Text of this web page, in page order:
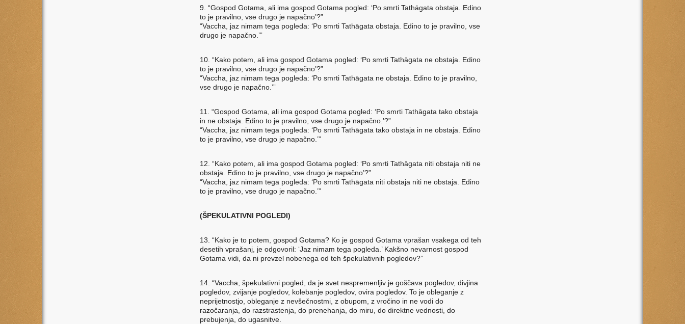
9. “Gospod Gotama, ali ima gospod Gotama pogled: ‘Po smrti Tathāgata obstaja. Edino
to je pravilno, vse drugo je napačno’?”
“Vaccha, jaz nimam tega pogleda: ‘Po smrti Tathāgata obstaja. Edino to je pravilno, vse
drugo je napačno.’”
10. “Kako potem, ali ima gospod Gotama pogled: ‘Po smrti Tathāgata ne obstaja. Edino
to je pravilno, vse drugo je napačno’?”
“Vaccha, jaz nimam tega pogleda: ‘Po smrti Tathāgata ne obstaja. Edino to je pravilno,
vse drugo je napačno.’”
11. “Gospod Gotama, ali ima gospod Gotama pogled: ‘Po smrti Tathāgata tako obstaja
in ne obstaja. Edino to je pravilno, vse drugo je napačno.’?”
“Vaccha, jaz nimam tega pogleda: ‘Po smrti Tathāgata tako obstaja in ne obstaja. Edino
to je pravilno, vse drugo je napačno.’”
12. “Kako potem, ali ima gospod Gotama pogled: ‘Po smrti Tathāgata niti obstaja niti ne
obstaja. Edino to je pravilno, vse drugo je napačno’?”
“Vaccha, jaz nimam tega pogleda: ‘Po smrti Tathāgata niti obstaja niti ne obstaja. Edino
to je pravilno, vse drugo je napačno.’”
(ŠPEKULATIVNI POGLEDI)
13. “Kako je to potem, gospod Gotama? Ko je gospod Gotama vprašan vsakega od teh
desetih vprašanj, je odgovoril: ‘Jaz nimam tega pogleda.’ Kakšno nevarnost gospod
Gotama vidi, da ni prevzel nobenega od teh špekulativnih pogledov?”
14. “Vaccha, špekulativni pogled, da je svet nespremenljiv je goščava pogledov, divjina
pogledov, zvijanje pogledov, kolebanje pogledov, ovira pogledov. To je obleganje z
neprijetnostjo, obleganje z nevšečnostmi, z obupom, z vročino in ne vodi do
razočaranja, do razstrastenja, do prenehanja, do miru, do direktne vednosti, do
prebujenja, do ugasnitve.